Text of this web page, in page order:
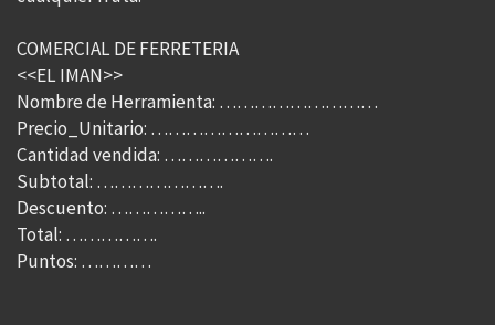
COMERCIAL DE FERRETERIA
<<EL IMAN>>
Nombre de Herramienta: ………………………
Precio_Unitario: ………………………
Cantidad vendida: ……………….
Subtotal: ………………….
Descuento: ……………..
Total: …………….
Puntos: …………